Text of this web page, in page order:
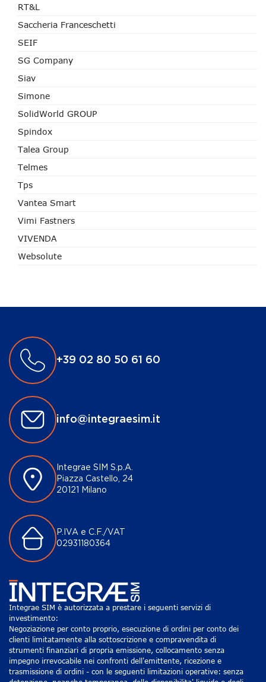
RT&L
Saccheria Franceschetti
SEIF
SG Company
Siav
Simone
SolidWorld GROUP
Spindox
Talea Group
Telmes
Tps
Vantea Smart
Vimi Fastners
VIVENDA
Websolute
+39 02 80 50 61 60
info@integraesim.it
Integrae SIM S.p.A.
Piazza Castello, 24
20121 Milano
P.IVA e C.F./VAT
02931180364
Integrae SIM è autorizzata a prestare i seguenti servizi di
investimento:
Negoziazione per conto proprio, esecuzione di ordini per conto dei
clienti limitatamente alla sottoscrizione e compravendita di
strumenti finanziari di propria emissione, collocamento senza
impegno irrevocabile nei confronti dell'emittente, ricezione e
trasmissione di ordini - con le seguenti limitazioni operative: senza